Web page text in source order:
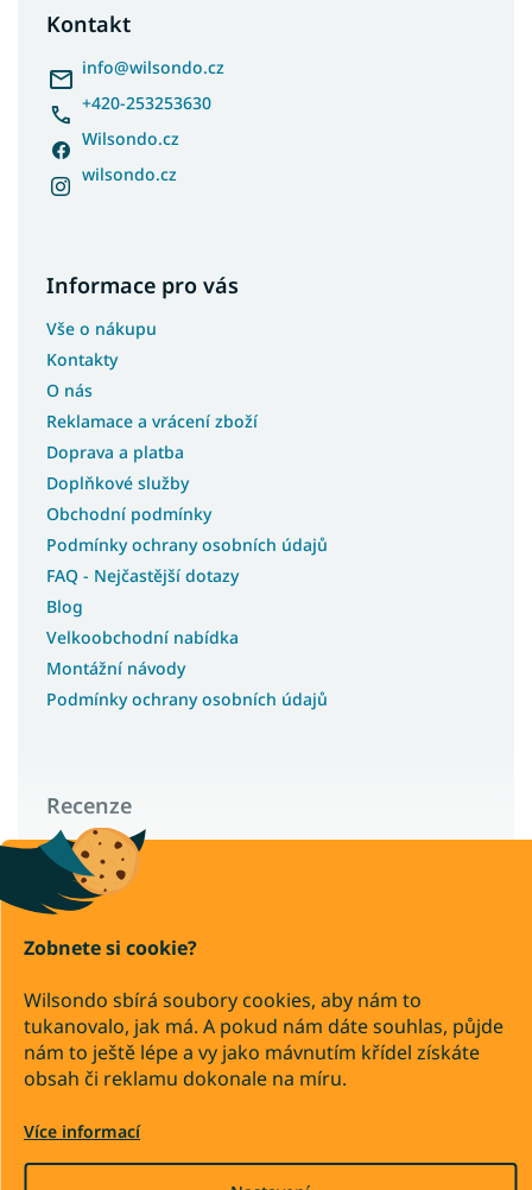
Zobnete si cookie?
Wilsondo sbírá soubory cookies, aby nám to
tukanovalo, jak má. A pokud nám dáte souhlas, půjde
nám to ještě lépe a vy jako mávnutím křídel získáte
obsah či reklamu dokonale na míru.
Více informací
Kontakt
info@wilsondo.cz
+420-253253630
Wilsondo.cz
wilsondo.cz
Informace pro vás
Vše o nákupu
Kontakty
O nás
Reklamace a vrácení zboží
Doprava a platba
Doplňkové služby
Obchodní podmínky
Podmínky ochrany osobních údajů
FAQ - Nejčastější dotazy
Blog
Velkoobchodní nabídka
Montážní návody
Podmínky ochrany osobních údajů
Recenze
Wilsondo – recenze a zkušenosti zákazníků
Převod Dobírka
. Všechna práva vyhrazena.
Upravit nastavení cookies